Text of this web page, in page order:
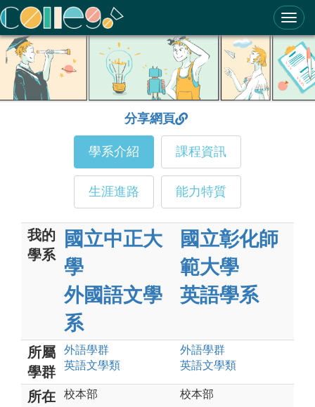
ColleGo! 大學選才與高中育才輔助系統
分享網頁
學系介紹 課程資訊
生涯進路 能力特質
我的
學系
國立中正大
學
外國語文學
系
國立彰化師
範大學
英語學系
所屬
學群
外語學群
英語文學類
外語學群
英語文學類
所在
校本部
校本部